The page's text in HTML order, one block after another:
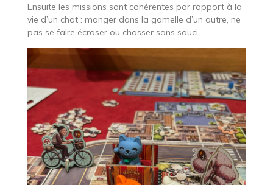
Ensuite les missions sont cohérentes par rapport à la
vie d’un chat : manger dans la gamelle d’un autre, ne
pas se faire écraser ou chasser sans souci.